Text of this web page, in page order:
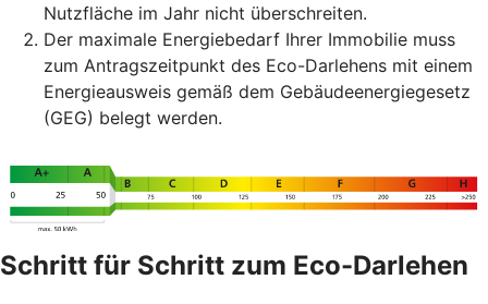
Nutzfläche im Jahr nicht überschreiten.
Der maximale Energiebedarf Ihrer Immobilie muss
zum Antragszeitpunkt des Eco-Darlehens mit einem
Energieausweis gemäß dem Gebäudeenergiegesetz
(GEG) belegt werden.
Schritt für Schritt zum Eco-Darlehen